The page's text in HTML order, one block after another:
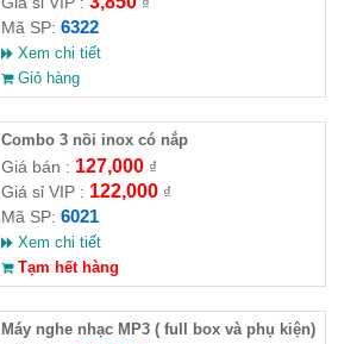
Mã SP: 6322
Xem chi tiết
Giỏ hàng
Combo 3 nồi inox có nắp
Giá bán : 127,000₫
Giá sỉ VIP : 122,000₫
Mã SP: 6021
Xem chi tiết
Tạm hết hàng
Máy nghe nhạc MP3 ( full box và phụ kiện)